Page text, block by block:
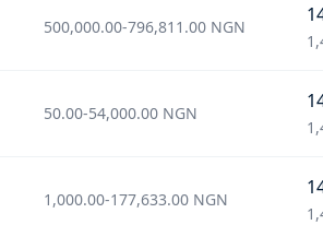
500,000.00-796,811.00 NGN
50.00-54,000.00 NGN
1,000.00-177,633.00 NGN